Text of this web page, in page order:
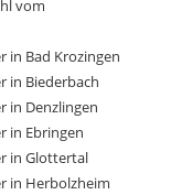
vom
in Bad Krozingen
in Biederbach
in Denzlingen
in Ebringen
in Glottertal
in Herbolzheim